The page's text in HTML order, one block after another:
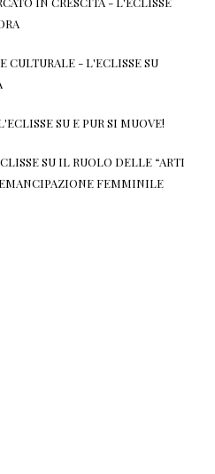
CULTURALE - L'ECLISSESU
SU E PUR SI MUOVE!
SU IL RUOLO DELLE “ARTI
FEMMINILE